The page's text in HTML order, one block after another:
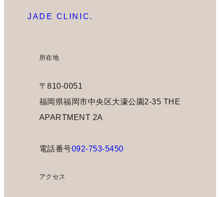
JADE CLINIC.
所在地
〒810-0051
福岡県福岡市中央区大濠公園2-35 THE
APARTMENT 2A
電話番号092-753-5450
アクセス